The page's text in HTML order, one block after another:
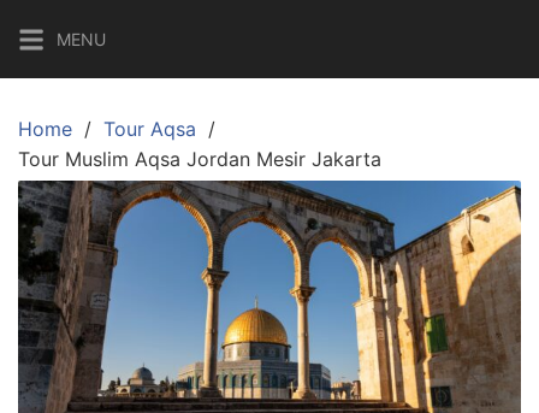
content
MENU
Home
Tour Aqsa
Tour Muslim Aqsa Jordan Mesir Jakarta